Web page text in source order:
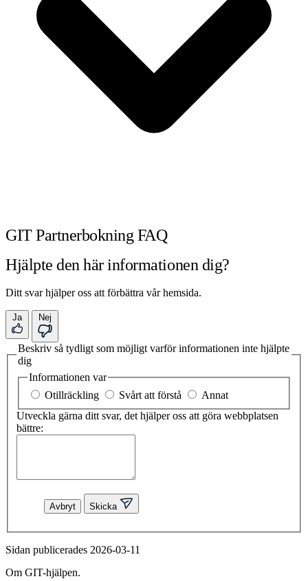
GIT Partnerbokning FAQ
Hjälpte den här informationen dig?
Ditt svar hjälper oss att förbättra vår hemsida.
Ja Nej
Beskriv så tydligt som möjligt varför informationen inte hjälpte
dig
Informationen var
Otillräckling
Svårt att förstå
Annat
Utveckla gärna ditt svar, det hjälper oss att göra webbplatsen
bättre:
Avbryt Skicka
Sidan publicerades 2026-03-11
Om GIT-hjälpen.